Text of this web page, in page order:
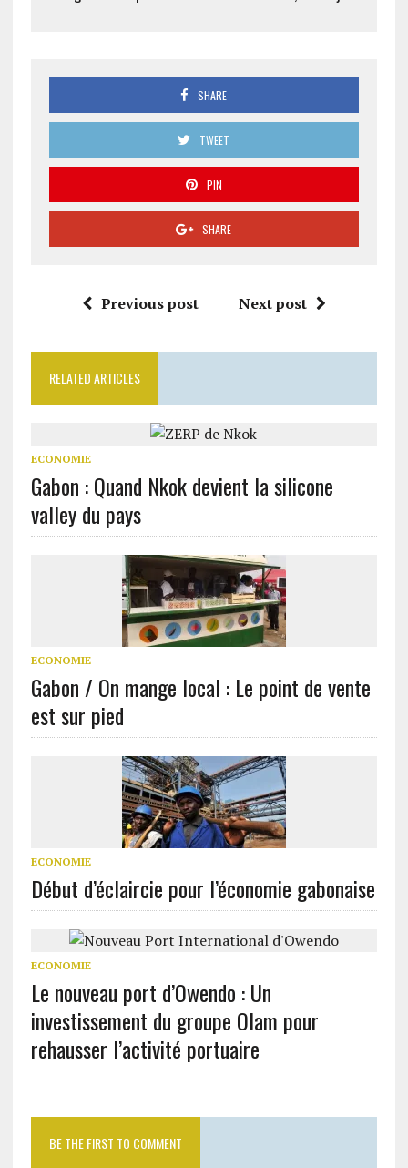
SHARE
TWEET
PIN
SHARE
Previous post Next post
RELATED ARTICLES
ECONOMIE
Gabon : Quand Nkok devient la silicone
valley du pays
ECONOMIE
Gabon / On mange local : Le point de vente
est sur pied
ECONOMIE
Début d’éclaircie pour l’économie gabonaise
ECONOMIE
Le nouveau port d’Owendo : Un
investissement du groupe Olam pour
rehausser l’activité portuaire
BE THE FIRST TO COMMENT